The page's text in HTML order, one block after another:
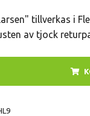
tillverkas i
av tjock